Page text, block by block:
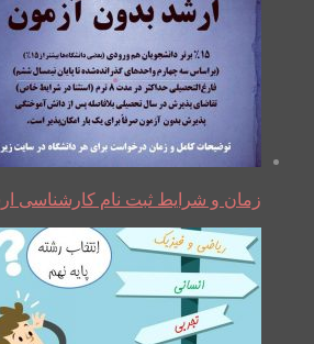
زمان و شرایط ثبت نام کارشناسی